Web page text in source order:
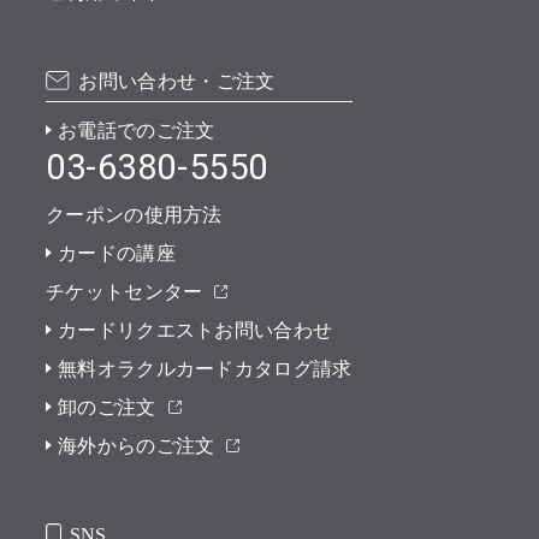
お問い合わせ・ご注文
お電話でのご注文
03-6380-5550
クーポンの使用方法
カードの講座
チケットセンター
カードリクエストお問い合わせ
無料オラクルカードカタログ請求
卸のご注文
海外からのご注文
SNS